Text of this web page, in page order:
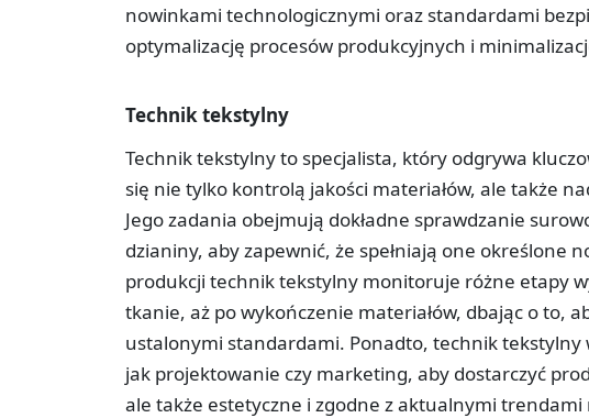
nowinkami technologicznymi oraz standardami
optymalizację procesów produkcyjnych i
Technik tekstylny
Technik tekstylny to specjalista, który odgrywa
się nie tylko kontrolą jakości materiałów, ale także
Jego zadania obejmują dokładne sprawdzanie
dzianiny, aby zapewnić, że spełniają one określone
produkcji technik tekstylny monitoruje różne etapy
tkanie, aż po wykończenie materiałów, dbając o to,
ustalonymi standardami. Ponadto, technik tekstylny
jak projektowanie czy marketing, aby dostarczyć
ale także estetyczne i zgodne z aktualnymi